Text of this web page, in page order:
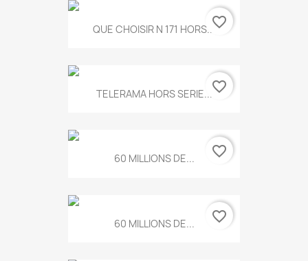
QUE CHOISIR N 171 HORS...favorite_border
TELERAMA HORS SERIE...favorite_border
60 MILLIONS DE... favorite_border
60 MILLIONS DE... favorite_border